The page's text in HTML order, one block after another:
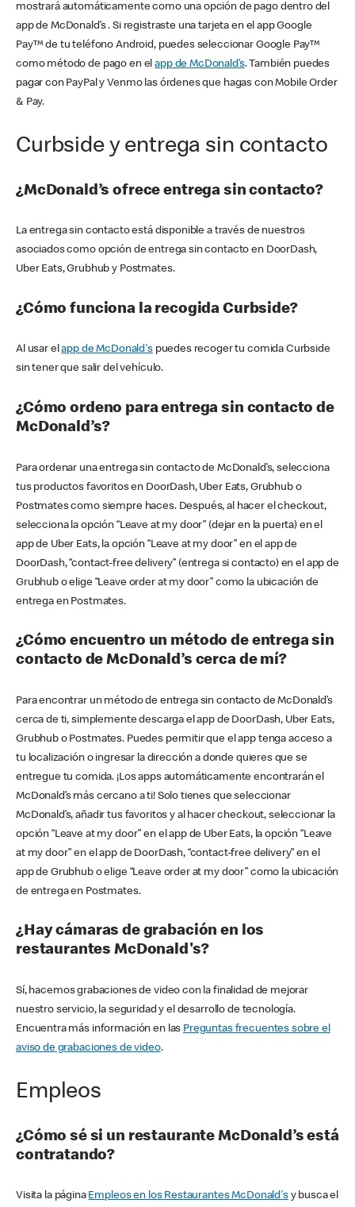
mostrará automáticamente como una opción de pago dentro del
app de McDonald’s . Si registraste una tarjeta en el app Google
Pay™ de tu teléfono Android, puedes seleccionar Google Pay™
como método de pago en elapp de McDonald’s. También puedes
pagar con PayPal y Venmo las órdenes que hagas con Mobile Order
& Pay.
Curbside y entrega sin contacto
¿McDonald’s ofrece entrega sin contacto?
La entrega sin contacto está disponible a través de nuestros
asociados como opción de entrega sin contacto en DoorDash,
Uber Eats, Grubhub y Postmates.
¿Cómo funciona la recogida Curbside?
Al usar elapp de McDonald'spuedes recoger tu comida Curbside
sin tener que salir del vehículo.
¿Cómo ordeno para entrega sin contacto de
McDonald’s?
Para ordenar una entrega sin contacto de McDonald’s, selecciona
tus productos favoritos en DoorDash, Uber Eats, Grubhub o
Postmates como siempre haces. Después, al hacer el checkout,
selecciona la opción “Leave at my door” (dejar en la puerta) en el
app de Uber Eats, la opción “Leave at my door” en el app de
DoorDash, “contact-free delivery” (entrega si contacto) en el app de
Grubhub o elige “Leave order at my door” como la ubicación de
entrega en Postmates.
¿Cómo encuentro un método de entrega sin
contacto de McDonald’s cerca de mí?
Para encontrar un método de entrega sin contacto de McDonald’s
cerca de ti, simplemente descarga el app de DoorDash, Uber Eats,
Grubhub o Postmates. Puedes permitir que el app tenga acceso a
tu localización o ingresar la dirección a donde quieres que se
entregue tu comida. ¡Los apps automáticamente encontrarán el
McDonald’s más cercano a ti! Solo tienes que seleccionar
McDonald’s, añadir tus favoritos y al hacer checkout, seleccionar la
opción “Leave at my door” en el app de Uber Eats, la opción “Leave
at my door” en el app de DoorDash, “contact-free delivery” en el
app de Grubhub o elige “Leave order at my door” como la ubicación
de entrega en Postmates.
¿Hay cámaras de grabación en los
restaurantes McDonald's?
Sí, hacemos grabaciones de video con la finalidad de mejorar
nuestro servicio, la seguridad y el desarrollo de tecnología.
Encuentra más información en las Preguntas frecuentes sobre el
aviso de grabaciones de video.
Empleos
¿Cómo sé si un restaurante McDonald’s está
contratando?
Visita la página Empleos en los Restaurantes McDonald'sy busca el